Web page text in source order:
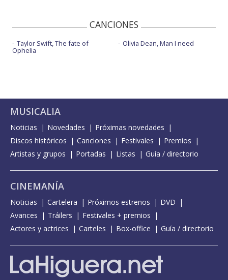
CANCIONES
Taylor Swift, The fate of
Ophelia
Olivia Dean, Man I need
MUSICALIA
Noticias Novedades
Próximas novedades
Discos históricos
Canciones Festivales
Premios
Artistas y grupos
Portadas Listas Guía / directorio
CINEMANÍA
Noticias Cartelera Próximos estrenos
DVD
Avances
Tráilers
Festivales + premios
Actores y actrices
Carteles Box-office Guía / directorio